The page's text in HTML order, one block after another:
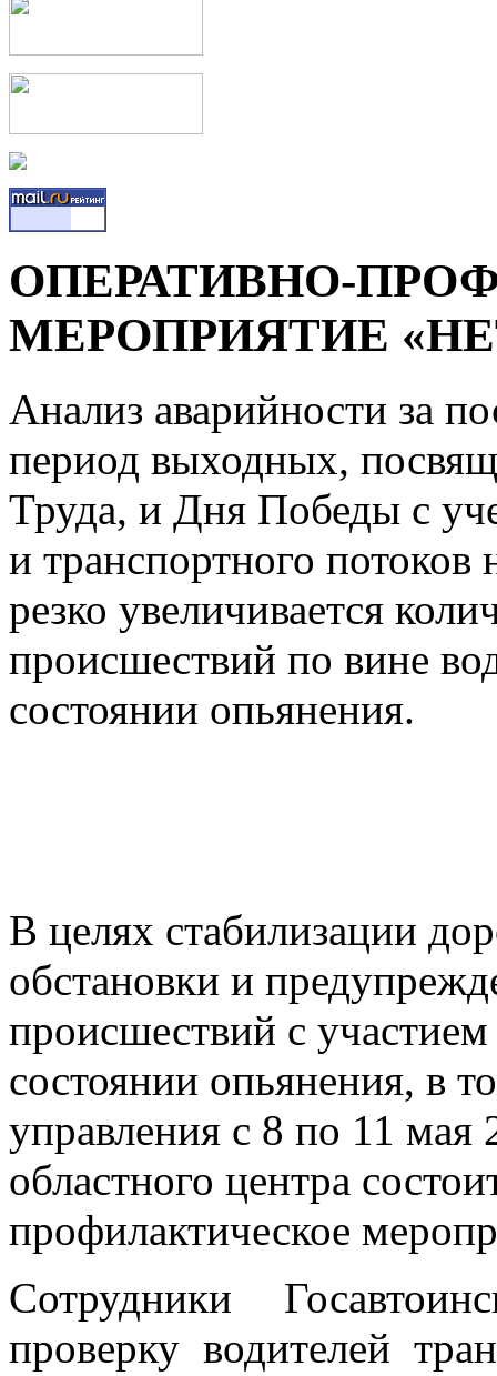
ОПЕРАТИВНО-
МЕРОПРИЯТИЕ
Анализ аварийности за
период выходных,
Труда, и Дня Победы с
и транспортного потоков
резко увеличивается
происшествий по вине
состоянии опьянения.
В целях стабилизации
обстановки и
происшествий с
состоянии опьянения, в
управления с 8 по 11 мая
областного центра
профилактическое
Сотрудники
проверку водителей